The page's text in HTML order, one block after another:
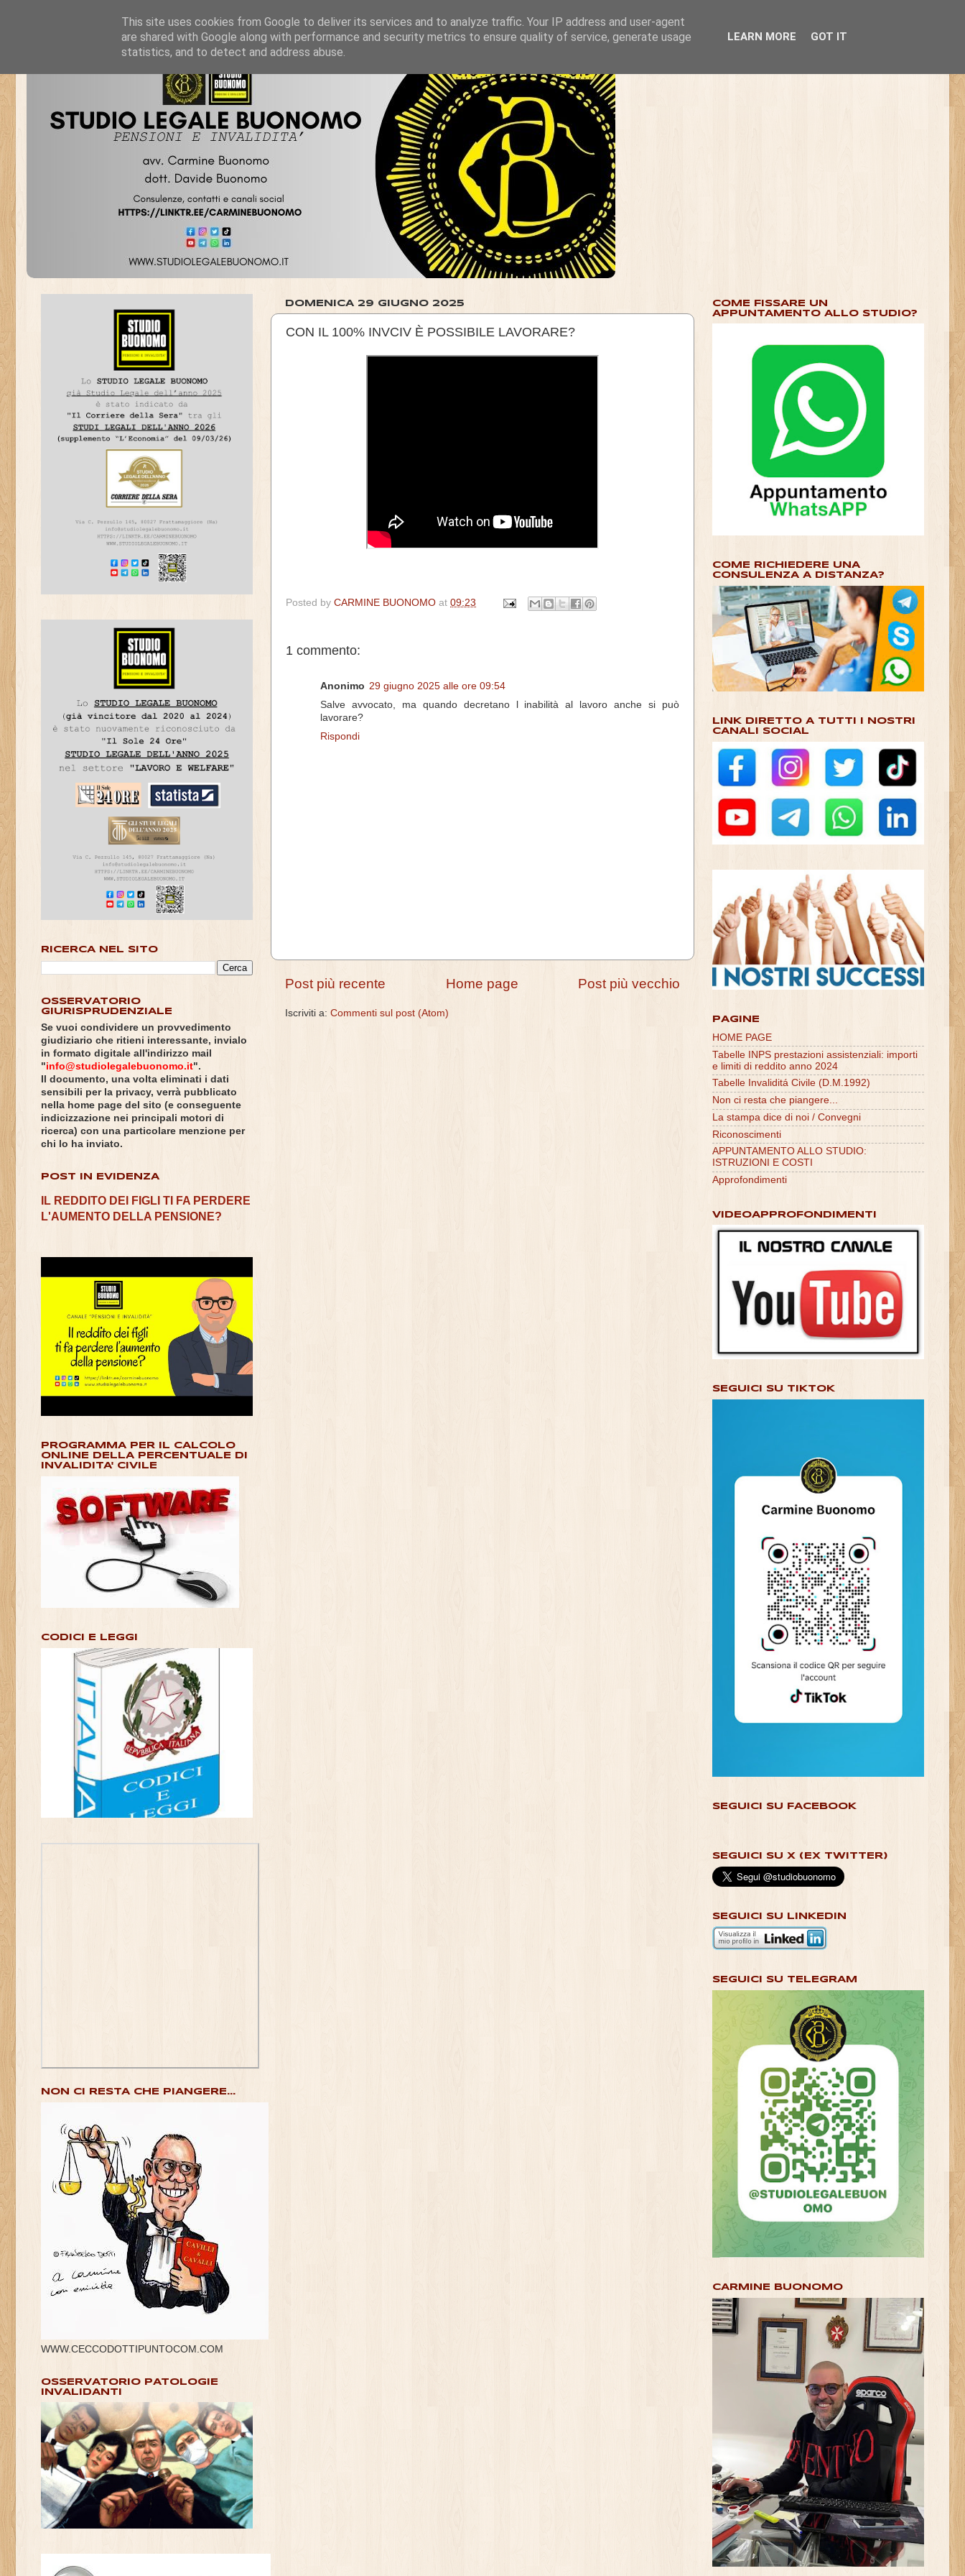
DOMENICA 29 GIUGNO 2025
CON IL 100% INVCIV È POSSIBILE LAVORARE?
Posted by CARMINE BUONOMO at 09:23
1 commento:
Anonimo 29 giugno 2025 alle ore 09:54
Salve avvocato, ma quando decretano l inabilità al lavoro anche si può
lavorare?
Rispondi
Post più recente Post più vecchio
Home page
Iscriviti a: Commenti sul post (Atom)
RICERCA NEL SITO
OSSERVATORIO
GIURISPRUDENZIALE
Se vuoi condividere un provvedimento
giudiziario che ritieni interessante, invialo
in formato digitale all'indirizzo mail
"info@studiolegalebuonomo.it".
Il documento, una volta eliminati i dati
sensibili per la privacy, verrà pubblicato
nella home page del sito (e conseguente
indicizzazione nei principali motori di
ricerca) con una particolare menzione per
chi lo ha inviato.
POST IN EVIDENZA
IL REDDITO DEI FIGLI TI FA PERDERE
L'AUMENTO DELLA PENSIONE?
PROGRAMMA PER IL CALCOLO
ONLINE DELLA PERCENTUALE DI
INVALIDITA' CIVILE
CODICI E LEGGI
NON CI RESTA CHE PIANGERE...
WWW.CECCODOTTIPUNTOCOM.COM
OSSERVATORIO PATOLOGIE
INVALIDANTI
COME FISSARE UN
APPUNTAMENTO ALLO STUDIO?
COME RICHIEDERE UNA
CONSULENZA A DISTANZA?
LINK DIRETTO A TUTTI I NOSTRI
CANALI SOCIAL
PAGINE
HOME PAGE
Tabelle INPS prestazioni assistenziali: importi
e limiti di reddito anno 2024
Tabelle Invaliditá Civile (D.M.1992)
Non ci resta che piangere...
La stampa dice di noi / Convegni
Riconoscimenti
APPUNTAMENTO ALLO STUDIO:
ISTRUZIONI E COSTI
Approfondimenti
VIDEOAPPROFONDIMENTI
SEGUICI SU TIKTOK
SEGUICI SU FACEBOOK
SEGUICI SU X (EX TWITTER)
SEGUICI SU LINKEDIN
SEGUICI SU TELEGRAM
CARMINE BUONOMO
This site uses cookies from Google to deliver its services and to analyze traffic. Your IP address and user-agent
are shared with Google along with performance and security metrics to ensure quality of service, generate usage
statistics, and to detect and address abuse.
LEARN MORE GOT IT